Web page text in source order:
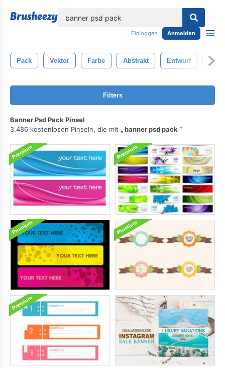
Einloggen Anmelden
Pack Vektor Farbe Abstrakt Entwurf
Filters
Banner Psd Pack Pinsel
3.486 kostenlosen Pinseln, die mit
banner psd pack